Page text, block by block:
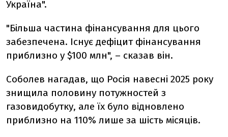
Україна".
"Більша частина фінансування для цього
забезпечена. Існує дефіцит фінансування
приблизно у $100 млн", – сказав він.
Соболев нагадав, що Росія навесні 2025 року
знищила половину потужностей з
газовидобутку, але їх було відновлено
приблизно на 110% лише за шість місяців.